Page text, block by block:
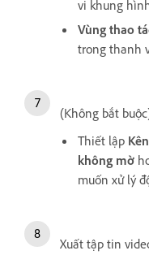
vi khung
Vùng thao
trong thanh
(Không bắt
Thiết lập
không mờ
muốn xử lý
Xuất tập tin